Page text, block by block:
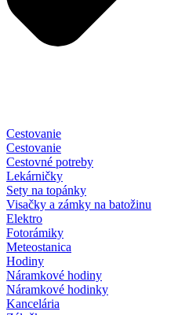
Cestovanie
Cestovanie
Cestovné potreby
Lekárničky
Sety na topánky
Visačky a zámky na batožinu
Elektro
Fotorámiky
Meteostanica
Hodiny
Náramkové hodiny
Náramkové hodinky
Kancelária